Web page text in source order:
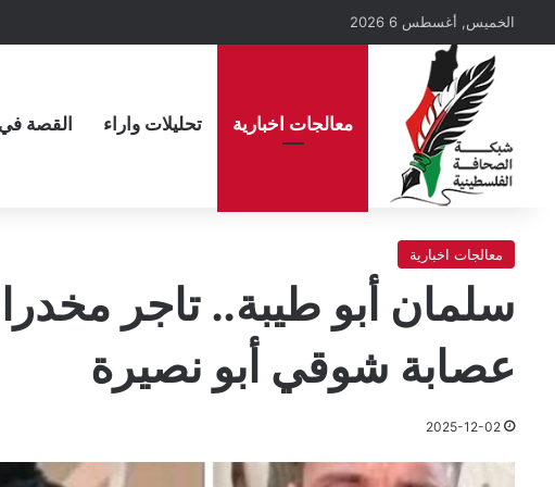
الخميس, أغسطس 6 2026
معالجات اخبارية تحليلات واراء القصة
معالجات اخبارية
سلمان أبو طيبة.. تاجر
عصابة شوقي أبو نصيرة
2025-12-02